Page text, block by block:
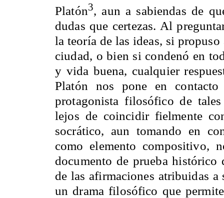
Platón3, aun a sabiendas de
dudas que certezas. Al
la teoría de las ideas, si
ciudad, o bien si condenó en
y vida buena, cualquier
Platón nos pone en
protagonista filosófico de
lejos de coincidir fielmente
socrático, aun tomando en
como elemento compositivo,
documento de prueba
de las afirmaciones atribuidas
un drama filosófico que